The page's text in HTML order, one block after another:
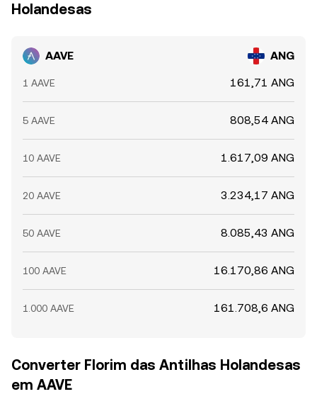
Holandesas
AAVE ANG
1 AAVE 161,71 ANG
5 AAVE 808,54 ANG
10 AAVE 1.617,09 ANG
20 AAVE 3.234,17 ANG
50 AAVE 8.085,43 ANG
100 AAVE 16.170,86 ANG
1.000 AAVE 161.708,6 ANG
Converter Florim das Antilhas Holandesas
em AAVE